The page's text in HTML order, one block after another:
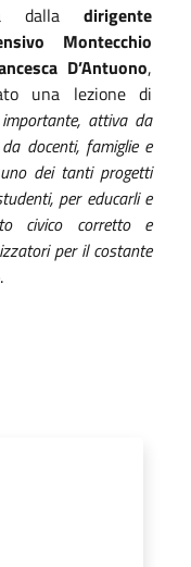
dalla dirigente
Montecchio
D’Antuono,
una lezione di
attiva da
docenti, famiglie e
dei tanti progetti
per educarli e
civico corretto e
per il costante
.